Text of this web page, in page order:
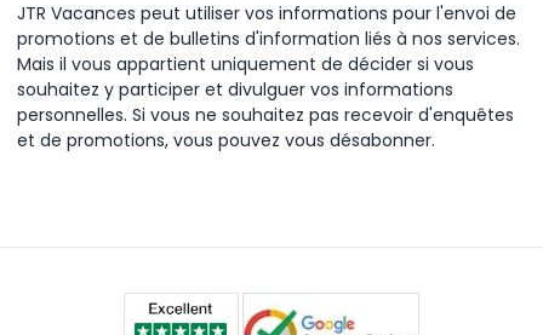
JTR Vacances peut utiliser vos informations pour l'envoi de
promotions et de bulletins d'information liés à nos services.
Mais il vous appartient uniquement de décider si vous
souhaitez y participer et divulguer vos informations
personnelles. Si vous ne souhaitez pas recevoir d'enquêtes
et de promotions, vous pouvez vous désabonner.